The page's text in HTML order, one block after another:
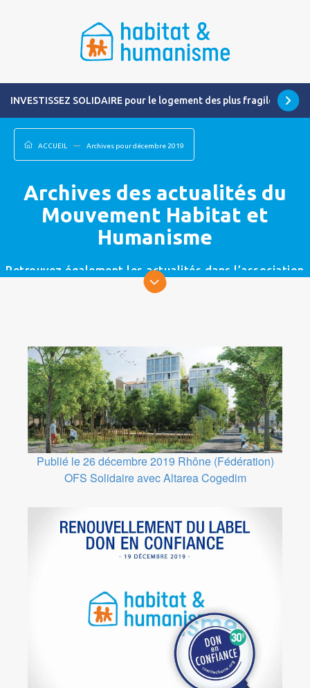
INVESTISSEZ SOLIDAIRE pour le logement des plus fragiles
ACCUEIL Archives pour décembre 2019
Archives des actualités du
Mouvement Habitat et
Humanisme
Retrouvez également les actualités dans l’association
la plus proche de chez vous.
Publié le 26 décembre 2019 Rhône (Fédération)
OFS Solidaire avec Altarea Cogedim